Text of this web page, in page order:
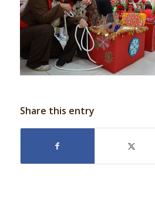
Share this entry